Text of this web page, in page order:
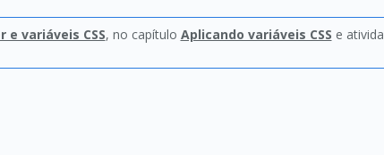
e variáveis CSS, no capítulo Aplicando variáveis CSS e